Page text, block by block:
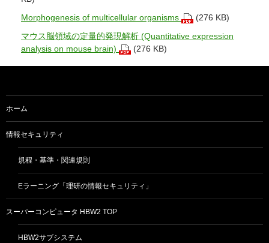
Morphogenesis of multicellular organisms
(276 KB)
マウス脳領域の定量的発現解析 (Quantitative expression
analysis on mouse brain)
(276 KB)
ホーム
情報セキュリティ
規程・基準・関連規則
Eラーニング「理研の情報セキュリティ」
スーパーコンピュータ HBW2 TOP
HBW2サブシステム